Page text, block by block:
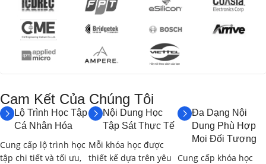
Phần 5: Giới Thiệu về Thiết Kế Vật Lý (Physical Design)
Phần 6: Kiểm Tra và Xác Minh Thiết Kế (Design
Verification)
(LEARNING OUTCOMES &
SCHEDULE):
Khóa học được thiết kế với thời lượng60 giờ, bao gồm lý
Cam Kết Của Chúng Tôi​
Lộ Trình Học Tập
Cá Nhân Hóa
Cung cấp lộ trình học
tập chi tiết và tối ưu,
Nội Dung Học
Tập Sát Thực Tế
Mỗi khóa học được
thiết kế dựa trên yêu
Đa Dạng Nội
Dung Phù Hợp
Mọi Đối Tượng
Cung cấp khóa học